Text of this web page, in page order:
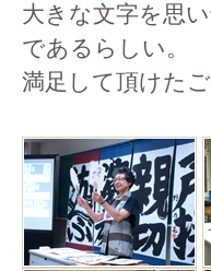
大きな文字を思
であるらしい。
満足して頂けたご